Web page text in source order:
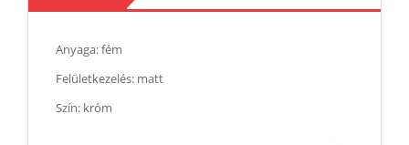
Anyaga: fém
Felületkezelés: matt
Szín: króm